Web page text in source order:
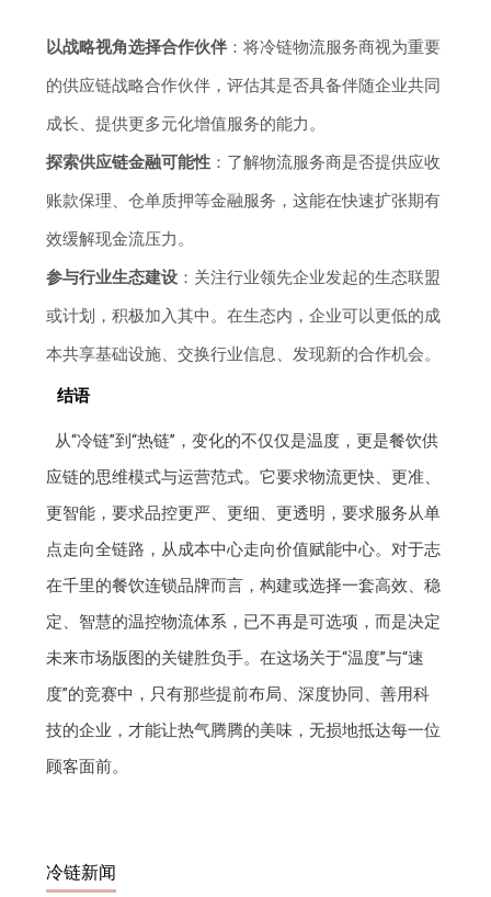
以战略视角选择合作伙伴 ：将冷链物流服务商视为重要
的供应链战略合作伙伴，评估其是否具备伴随企业共同
成长、提供更多元化增值服务的能力。
探索供应链金融可能性 ：了解物流服务商是否提供应收
账款保理、仓单质押等金融服务，这能在快速扩张期有
效缓解现金流压力。
参与行业生态建设 ：关注行业领先企业发起的生态联盟
或计划，积极加入其中。在生态内，企业可以更低的成
本共享基础设施、交换行业信息、发现新的合作机会。
结语
从“冷链”到“热链”，变化的不仅仅是温度，更是餐饮供
应链的思维模式与运营范式。它要求物流更快、更准、
更智能，要求品控更严、更细、更透明，要求服务从单
点走向全链路，从成本中心走向价值赋能中心。对于志
在千里的餐饮连锁品牌而言，构建或选择一套高效、稳
定、智慧的温控物流体系，已不再是可选项，而是决定
未来市场版图的关键胜负手。在这场关于“温度”与“速
度”的竞赛中，只有那些提前布局、深度协同、善用科
技的企业，才能让热气腾腾的美味，无损地抵达每一位
顾客面前。
冷链新闻